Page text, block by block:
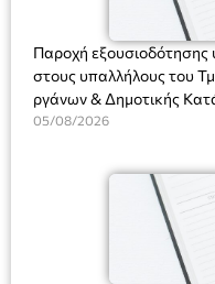
ΘΕΑΤΡΙΚΕΣ ΠΑΡΑΓΩΓΕΣ
Παροχή
στους υπαλλήλους του
ργάνων & Δημοτικής
Υπηρεσιών για αποφάσεις,
(Ν. 5314/2026).»
05/08/2026